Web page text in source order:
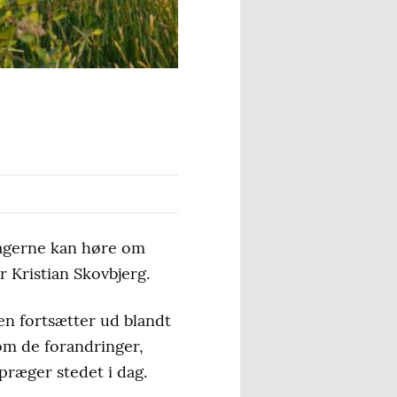
kan høre om
Kristian Skovbjerg.
fortsætter ud blandt
de forandringer,
stedet i dag.